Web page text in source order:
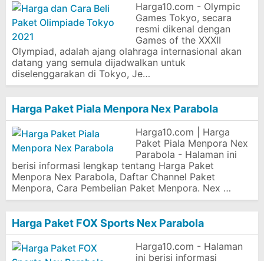
Harga10.com - Olympic
Games Tokyo, secara
resmi dikenal dengan
Games of the XXXII
Olympiad, adalah ajang olahraga internasional akan
datang yang semula dijadwalkan untuk
diselenggarakan di Tokyo, Je…
Harga Paket Piala Menpora Nex Parabola
Harga10.com | Harga
Paket Piala Menpora Nex
Parabola - Halaman ini
berisi informasi lengkap tentang Harga Paket
Menpora Nex Parabola, Daftar Channel Paket
Menpora, Cara Pembelian Paket Menpora. Nex …
Harga Paket FOX Sports Nex Parabola
Harga10.com - Halaman
ini berisi informasi